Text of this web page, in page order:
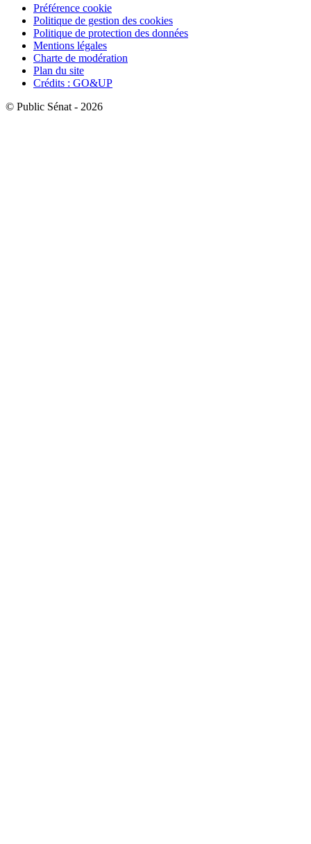
Préférence cookie
Politique de gestion des cookies
Politique de protection des données
Mentions légales
Charte de modération
Plan du site
Crédits : GO&UP
© Public Sénat - 2026